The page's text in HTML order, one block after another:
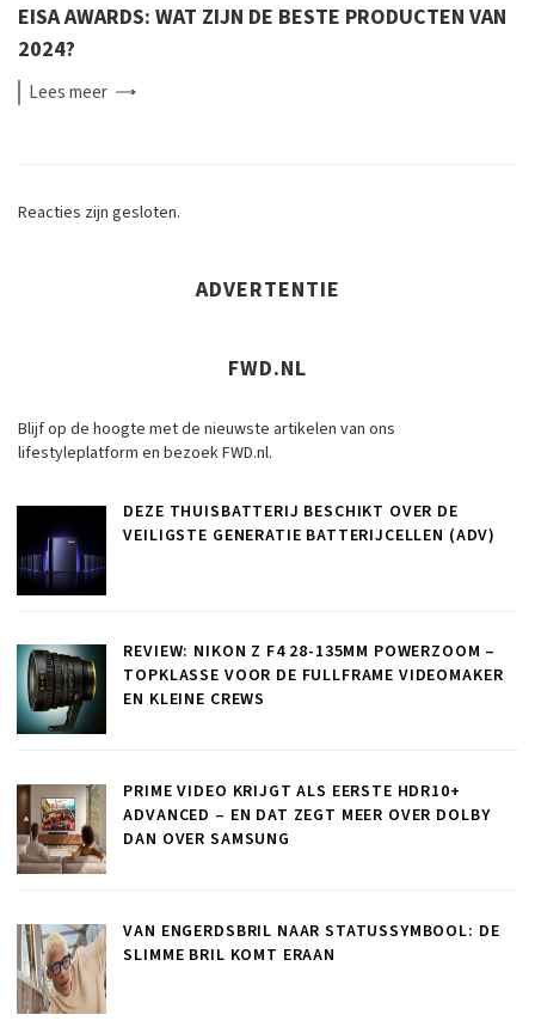
EISA AWARDS: WAT ZIJN DE BESTE PRODUCTEN VAN
2024?
Leesmeer
Reacties zijn gesloten.
ADVERTENTIE
FWD.NL
Blijf op de hoogte met de nieuwste artikelen van ons
lifestyleplatform en bezoek FWD.nl.
DEZE THUISBATTERIJ BESCHIKT OVER DE
VEILIGSTE GENERATIE BATTERIJCELLEN (ADV)
REVIEW: NIKON Z F4 28-135MM POWERZOOM –
TOPKLASSE VOOR DE FULLFRAME VIDEOMAKER
EN KLEINE CREWS
PRIME VIDEO KRIJGT ALS EERSTE HDR10+
ADVANCED – EN DAT ZEGT MEER OVER DOLBY
DAN OVER SAMSUNG
VAN ENGERDSBRIL NAAR STATUSSYMBOOL: DE
SLIMME BRIL KOMT ERAAN